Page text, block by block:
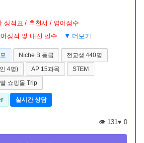
성적표 / 추천서 / 영어점수
성적 및 내신 필수 ▼ 더보기
Niche B 등급
전교생 440명
4명)
AP 15과목
STEM
쇼핑몰 Trip
실시간 상담
👁️ 131♥ 0